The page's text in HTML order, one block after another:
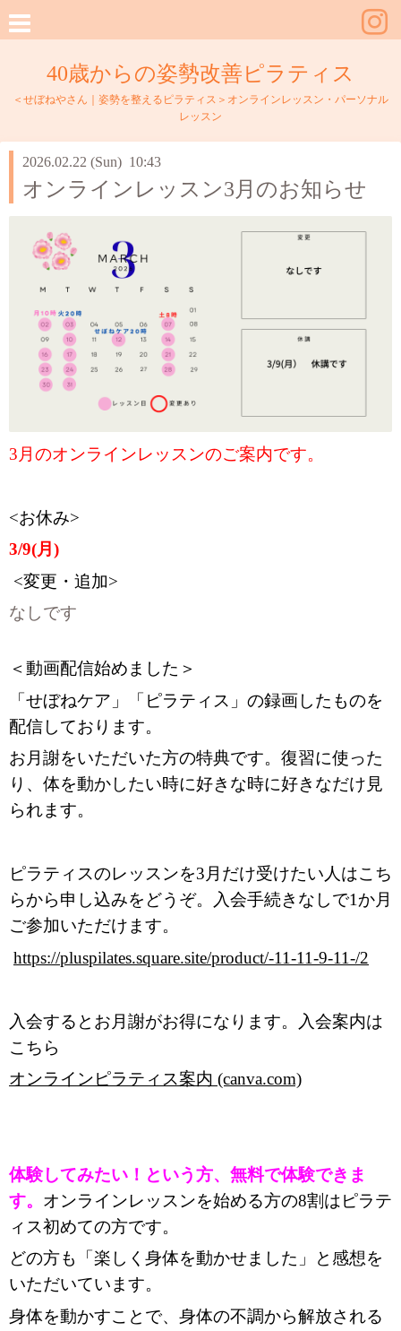
40歳からの姿勢改善ピラティス
＜せぼねやさん｜姿勢を整えるピラティス＞オンラインレッスン・パーソナル
レッスン
2026.02.22 (Sun) 10:43
オンラインレッスン3月のお知らせ
3月のオンラインレッスンのご案内です。
<お休み>
3/9(月)
<変更・追加>
なしです
＜動画配信始めました＞
「せぼねケア」「ピラティス」の録画したものを
配信しております。
お月謝をいただいた方の特典です。復習に使った
り、体を動かしたい時に好きな時に好きなだけ見
られます。
ピラティスのレッスンを3月だけ受けたい人はこち
らから申し込みをどうぞ。入会手続きなしで1か月
ご参加いただけます。
https://pluspilates.square.site/product/-11-11-9-11-/2
入会するとお月謝がお得になります。入会案内は
こちら
オンラインピラティス案内 (canva.com)
体験してみたい！という方、無料で体験できま
す。 オンラインレッスンを始める方の8割はピラテ
ィス初めての方です。
どの方も「楽しく身体を動かせました」と感想を
いただいています。
身体を動かすことで、身体の不調から解放される